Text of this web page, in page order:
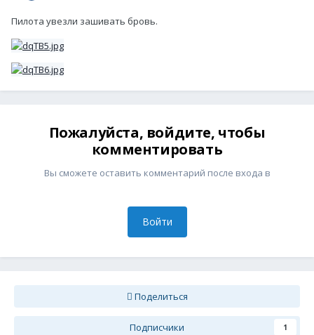
Пилота увезли зашивать бровь.
Пожалуйста, войдите, чтобы
комментировать
Вы сможете оставить комментарий после входа в
Войти
Поделиться
Подписчики 1